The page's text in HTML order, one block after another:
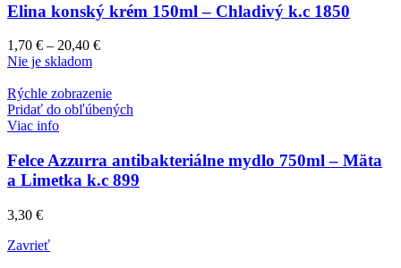
Elina konský krém 150ml – Chladivý k.c 1850
1,70 € – 20,40 €
Nie je skladom
Rýchle zobrazenie
Pridať do obľúbených
Viac info
Felce Azzurra antibakteriálne mydlo 750ml – Mäta
a Limetka k.c 899
3,30 €
Zavrieť